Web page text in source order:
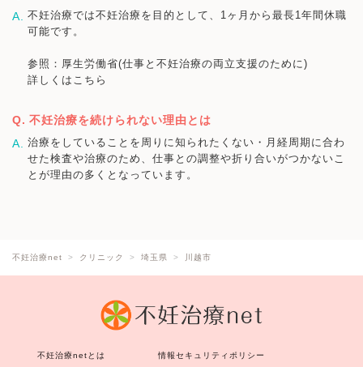
不妊治療では不妊治療を目的として、1ヶ月から最長1年間休職
可能です。
参照：厚生労働省(仕事と不妊治療の両立支援のために)
詳しくはこちら
不妊治療を続けられない理由とは
治療をしていることを周りに知られたくない・月経周期に合わ
せた検査や治療のため、仕事との調整や折り合いがつかないこ
とが理由の多くとなっています。
不妊治療net クリニック 埼玉県 川越市
不妊治療netとは 情報セキュリティポリシー